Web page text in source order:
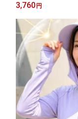
策 裾ゴム 母の日 プ
3,760 円